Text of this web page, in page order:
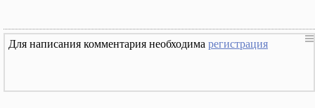
Для написания комментария необходима регистрация